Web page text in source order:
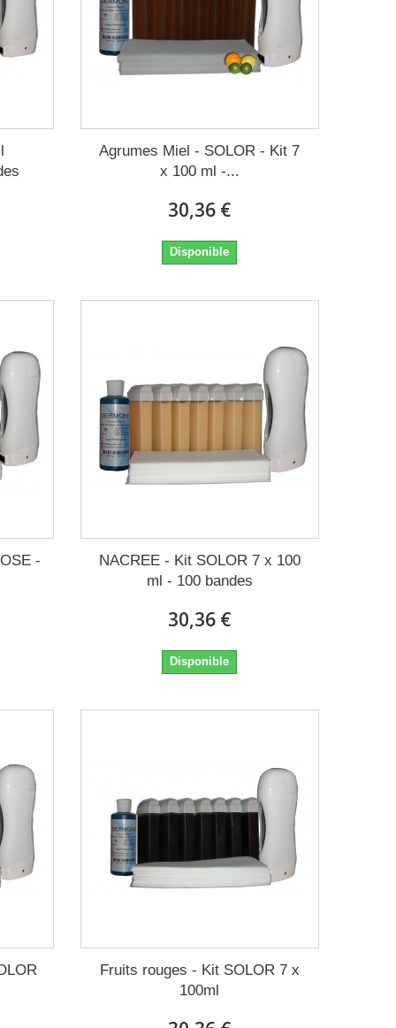
Agrumes Miel - SOLOR - Kit 7
x 100 ml -...
30,36 €
Disponible
-
NACREE - Kit SOLOR 7 x 100
ml - 100 bandes
30,36 €
Disponible
Fruits rouges - Kit SOLOR 7 x
100ml